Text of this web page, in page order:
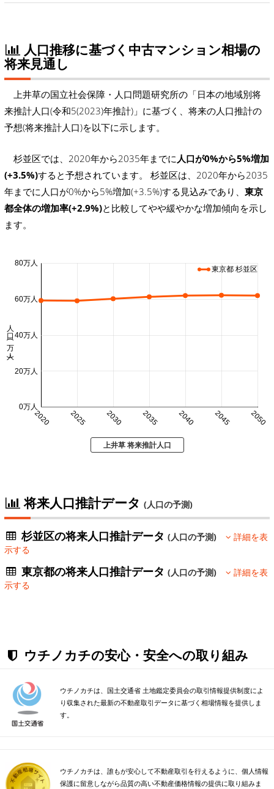
人口推移に基づく中古マンション相場の
将来見通し
上井草の国立社会保障・人口問題研究所の「日本の地域別将
来推計人口(令和5(2023)年推計)」に基づく、将来の人口推計の
予想(将来推計人口)を以下に示します。
杉並区では、2020年から2035年までに 人口が0%から5%増加
(+3.5%)すると予想されています。 杉並区は、2020年から2035
年までに人口が0%から5%増加(+3.5%)する見込みであり、 東京
都全体の増加率(+2.9%)と比較してやや緩やかな増加傾向を示し
ます。
2020 2025 2030 2035 2040 2045 2050
0万人
20万人
40万人
60万人
80万人
人口 (万人)
東京都 杉並区
上井草 将来推計人口
将来人口推計データ (人口の予測)
杉並区の将来人口推計データ(人口の予測)
詳細を表
示する
東京都の将来人口推計データ(人口の予測)
詳細を表
示する
ウチノカチの安心・安全への取り組み
ウチノカチは、国土交通省 土地鑑定委員会の取引情報提供制度によ
り収集された最新の不動産取引データに基づく相場情報を提供しま
す。
ウチノカチは、誰もが安心して不動産取引を行えるように、個人情報
保護に留意しながら品質の高い不動産価格情報の提供に取り組みま